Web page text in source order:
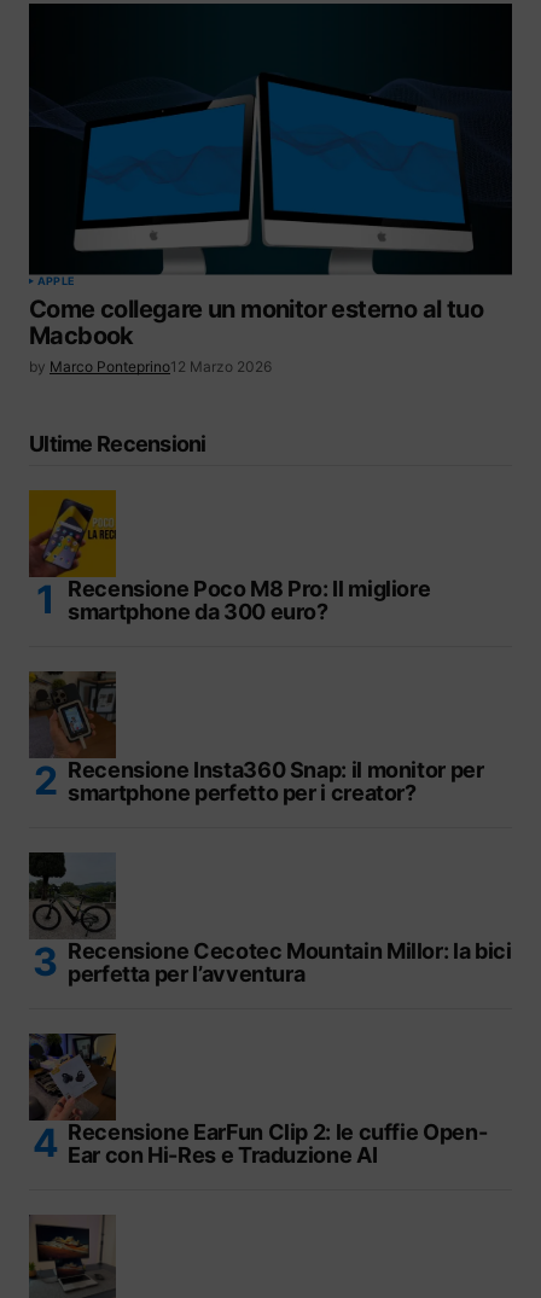
APPLE
Come collegare un monitor esterno al tuo
Macbook
by Marco Ponteprino12 Marzo 2026
Ultime Recensioni
Recensione Poco M8 Pro: Il migliore
smartphone da 300 euro?
Recensione Insta360 Snap: il monitor per
smartphone perfetto per i creator?
Recensione Cecotec Mountain Millor: la bici
perfetta per l’avventura
Recensione EarFun Clip 2: le cuffie Open-
Ear con Hi-Res e Traduzione AI